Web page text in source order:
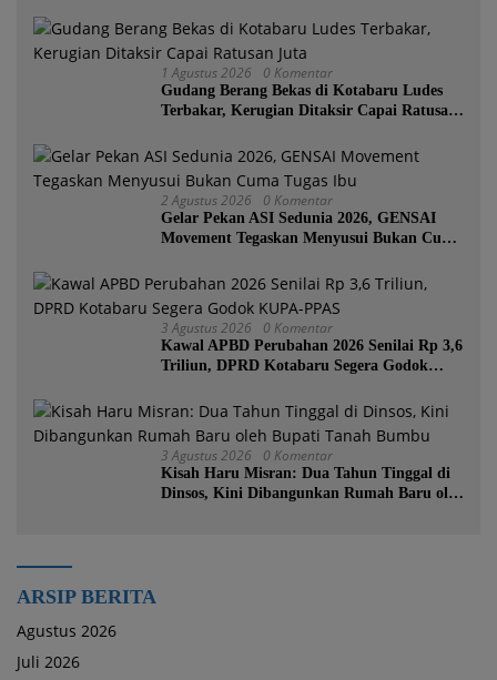
1 Agustus 2026 0 Komentar
Gudang Berang Bekas di Kotabaru Ludes
Terbakar, Kerugian Ditaksir Capai Ratusan
2 Agustus 2026 0 Komentar
Gelar Pekan ASI Sedunia 2026, GENSAI
Movement Tegaskan Menyusui Bukan Cuma
3 Agustus 2026 0 Komentar
Kawal APBD Perubahan 2026 Senilai Rp 3,6
Triliun, DPRD Kotabaru Segera Godok
3 Agustus 2026 0 Komentar
Kisah Haru Misran: Dua Tahun Tinggal di
Dinsos, Kini Dibangunkan Rumah Baru oleh
ARSIP BERITA
Agustus 2026
Juli 2026